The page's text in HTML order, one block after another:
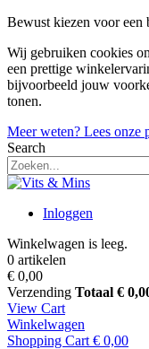
Bewust kiezen voor een
Wij gebruiken cookies
een prettige
bijvoorbeeld jouw
tonen.
Meer weten? Lees onze
Search
Inloggen
Winkelwagen is leeg.
0 artikelen
€ 0,00
Verzending Totaal €
View Cart
Winkelwagen
Shopping Cart € 0,00